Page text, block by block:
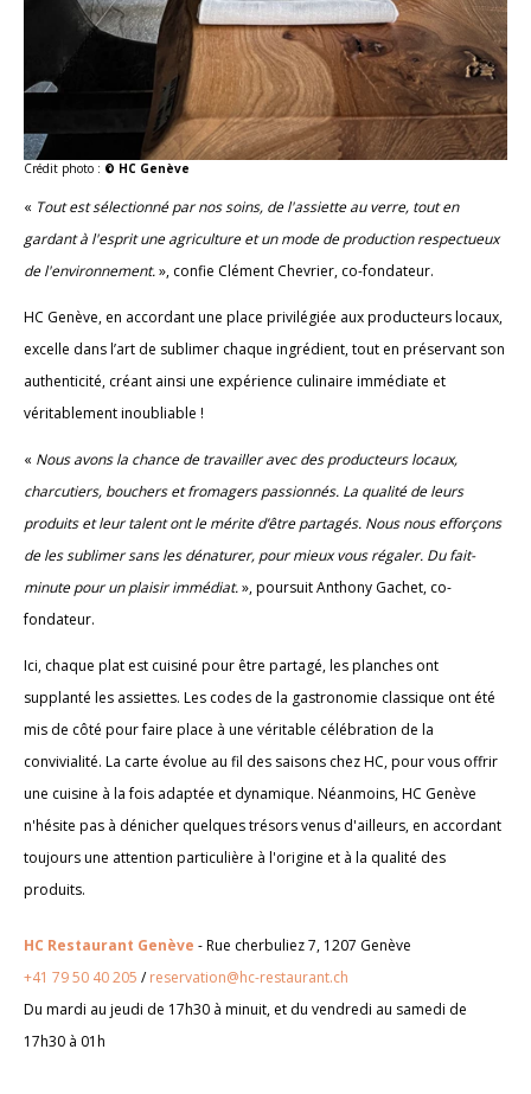
Crédit photo : © HC Genève
« Tout est sélectionné par nos soins, de l'assiette au verre, tout en
gardant à l'esprit une agriculture et un mode de production respectueux
de l'environnement.», confie Clément Chevrier, co-fondateur.
HC Genève, en accordant une place privilégiée aux producteurs locaux,
excelle dans l’art de sublimer chaque ingrédient, tout en préservant son
authenticité, créant ainsi une expérience culinaire immédiate et
véritablement inoubliable !
« Nous avons la chance de travailler avec des producteurs locaux,
charcutiers, bouchers et fromagers passionnés. La qualité de leurs
produits et leur talent ont le mérite d’être partagés. Nous nous efforçons
de les sublimer sans les dénaturer, pour mieux vous régaler. Du fait-
minute pour un plaisir immédiat.», poursuit Anthony Gachet, co-
fondateur.
Ici, chaque plat est cuisiné pour être partagé, les planches ont
supplanté les assiettes. Les codes de la gastronomie classique ont été
mis de côté pour faire place à une véritable célébration de la
convivialité. La carte évolue au fil des saisons chez HC, pour vous offrir
une cuisine à la fois adaptée et dynamique. Néanmoins, HC Genève
n'hésite pas à dénicher quelques trésors venus d'ailleurs, en accordant
toujours une attention particulière à l'origine et à la qualité des
produits.
HC Restaurant Genève - Rue cherbuliez 7, 1207 Genève
+41 79 50 40 205 /reservation@hc-restaurant.ch
Du mardi au jeudi de 17h30 à minuit, et du vendredi au samedi de
17h30 à 01h